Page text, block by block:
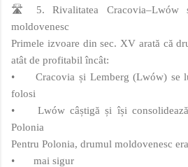
🛣️ 5. Rivalitatea Cracovia–Lwów
moldovenesc
Primele izvoare din sec. XV arată că
atât de profitabil încât:
•
Cracovia și Lemberg (Lwów) se
folosi
•
Lwów câștigă și își
Polonia
Pentru Polonia, drumul moldovenesc
•
mai sigur